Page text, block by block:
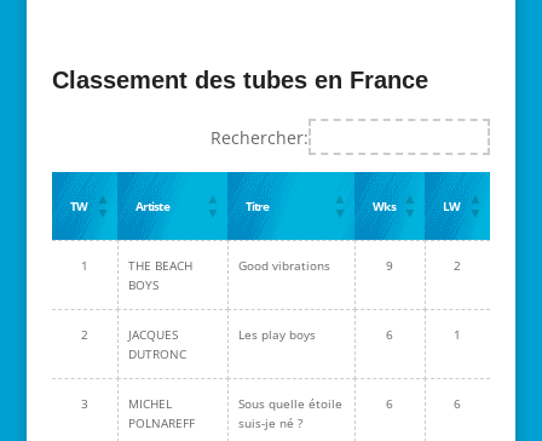
Classement des tubes en France
Rechercher:
TW Artiste Titre Wks LW
1
THE BEACH
BOYS
Good vibrations 9 2
2
JACQUES
DUTRONC
Les play boys 6 1
3
MICHEL
POLNAREFF
Sous quelle étoile
suis-je né ?
6 6